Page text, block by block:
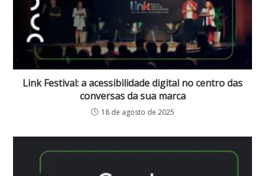
Link Festival: a acessibilidade digital no centro das
conversas da sua marca
18 de agosto de 2025